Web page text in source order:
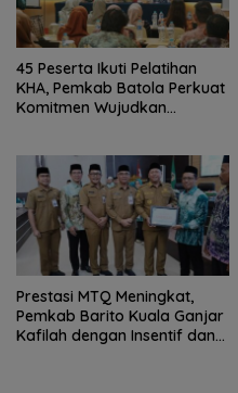
45 Peserta Ikuti Pelatihan
KHA, Pemkab Batola Perkuat
Komitmen Wujudkan
Prestasi MTQ Meningkat,
Pemkab Barito Kuala Ganjar
Kafilah dengan Insentif dan